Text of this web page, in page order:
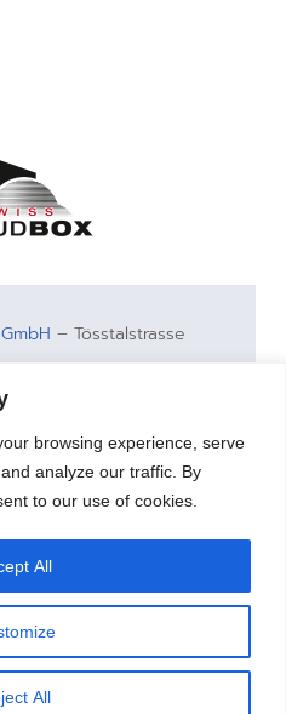
browsing experience, serve
analyze our traffic. By
to our use of cookies.
All
All
– Tösstalstrasse
Dienstleistung der